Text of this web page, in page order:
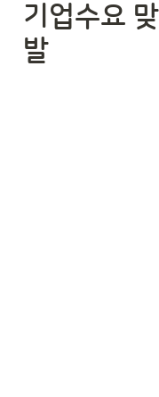
기업수요
발